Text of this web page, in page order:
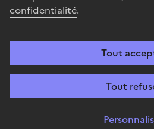
confidentialité.
Tout
Tout
Accessibilité : partiellement conforme
Gestion des cookies
guyanais
Sauf mention explicite de propriété